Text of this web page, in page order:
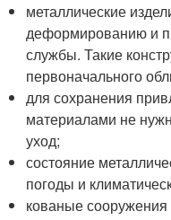
металлические
деформированию и
службы. Такие
первоначального
для сохранения
материалами не
уход;
состояние
погоды и
кованые